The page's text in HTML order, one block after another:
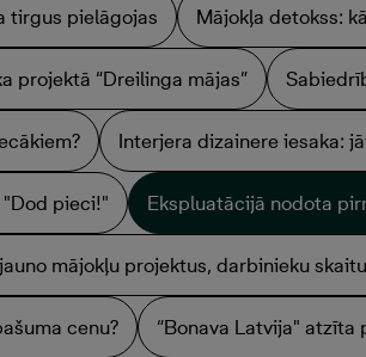
tirgus pielāgojas Mājokļa detokss:
projektā “Dreilinga mājas”
Interjera dizainere iesaka:
pieci!" Ekspluatācijā nodota
mājokļu projektus, darbinieku
cenu? “Bonava Latvija"